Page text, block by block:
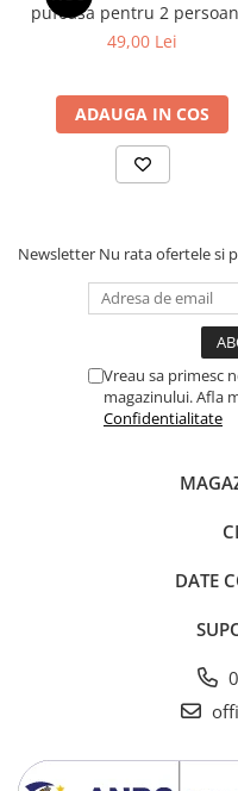
pufoasa pentru 2
200X230 cm, Alb Ivoire
49,00 Lei
ADAUGA IN COS
Newsletter Nu rata ofertele si
Vreau sa primesc
magazinului. Afla
Confidentialitate
DATE